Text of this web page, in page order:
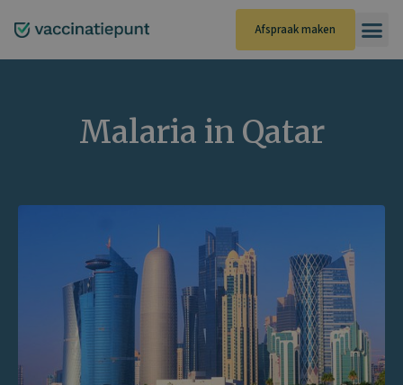
naar
Afspraak maken
Malaria in Qatar